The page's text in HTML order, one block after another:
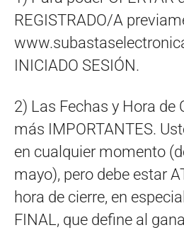
REGISTRADO/A
INICIADO SESIÓN.
2) Las Fechas y Hora de
más IMPORTANTES.
en cualquier momento
mayo), pero debe estar
hora de cierre, en
FINAL, que define al